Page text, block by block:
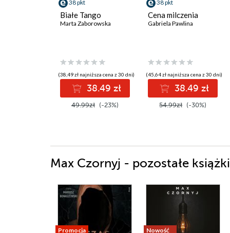
38 pkt
Białe Tango
Marta Zaborowska
(38,49 zł najniższa cena z 30 dni)
38.49 zł
49.99zł (-23%)
38 pkt
Cena milczenia
Gabriela Pawlina
(45,64 zł najniższa cena z 30 dni)
38.49 zł
54.99zł (-30%)
Max Czornyj - pozostałe książki
Promocja
Nowość